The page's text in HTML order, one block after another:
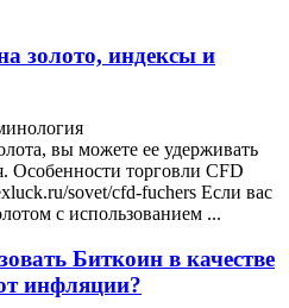
золото, индексы и
вы можете ее удерживать
Особенности торговли CFD
sovet/cfd-fuchers Если вас
с использованием ...
Биткоин в качестве
инфляции?